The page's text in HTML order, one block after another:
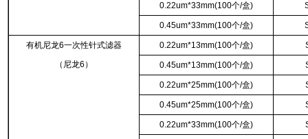
0.22um*33mm(100个/盒)
0.45um*33mm(100个/盒)
有机尼龙6一次性针式滤器
（尼龙6）
0.22um*13mm(100个/盒)
0.45um*13mm(100个/盒)
0.22um*25mm(100个/盒)
0.45um*25mm(100个/盒)
0.22um*33mm(100个/盒)